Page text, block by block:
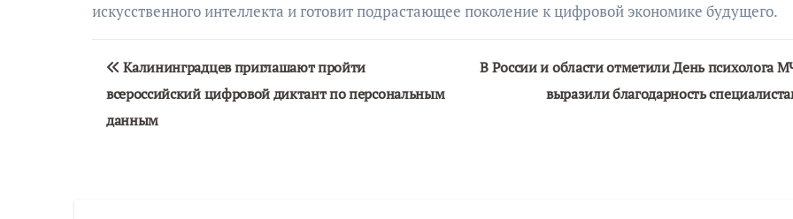
искусственного интеллекта и готовит подрастающее поколение к цифровой экономике будущего.
Навигация
по
записям
Калининградцев приглашают пройти
всероссийский цифровой диктант по персональным
данным
В России и области отметили День психолога
выразили благодарность